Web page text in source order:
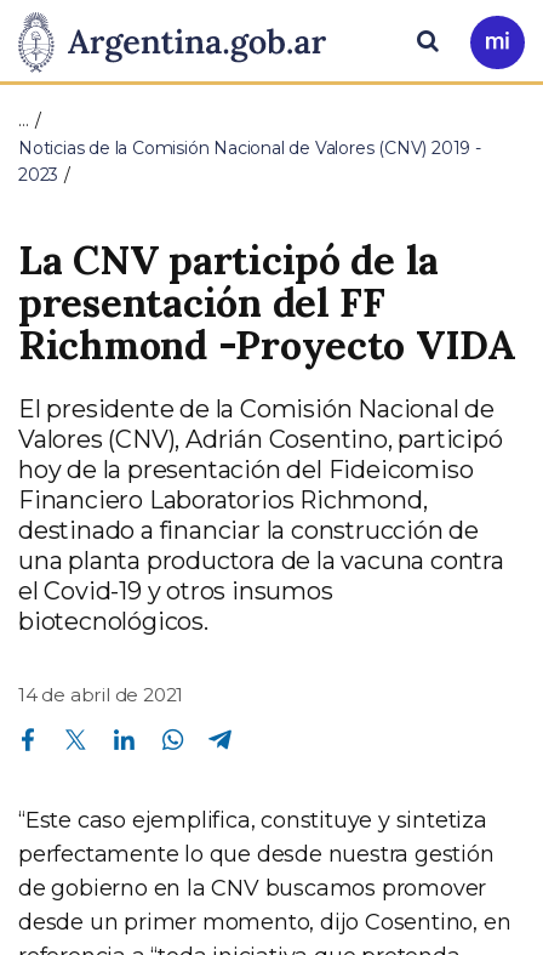
Presidencia
de
la
Pasar al contenido principal
Ir
a
Buscar
…
Noticias de la Comisión Nacional de Valores (CNV) 2019 -
2023
La CNV participó de la
presentación del FF
Richmond -Proyecto VIDA
El presidente de la Comisión Nacional de
Valores (CNV), Adrián Cosentino, participó
hoy de la presentación del Fideicomiso
Financiero Laboratorios Richmond,
destinado a financiar la construcción de
una planta productora de la vacuna contra
el Covid-19 y otros insumos
biotecnológicos.
14 de abril de 2021
Compartir en Facebook Compartir en Twitter Compartir en Linkedin Compartir en Whatsapp
“Este caso ejemplifica, constituye y sintetiza
perfectamente lo que desde nuestra gestión
de gobierno en la CNV buscamos promover
desde un primer momento, dijo Cosentino, en